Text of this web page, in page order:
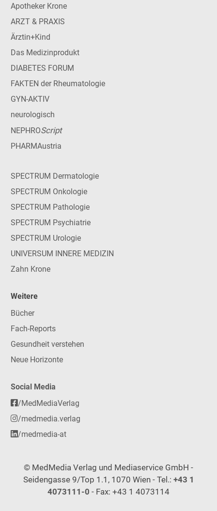
Apotheker Krone
ARZT & PRAXIS
Ärztin+Kind
Das Medizinprodukt
DIABETES FORUM
FAKTEN der Rheumatologie
GYN-AKTIV
neurologisch
NEPHROScript
PHARMAustria
SPECTRUM Dermatologie
SPECTRUM Onkologie
SPECTRUM Pathologie
SPECTRUM Psychiatrie
SPECTRUM Urologie
UNIVERSUM INNERE MEDIZIN
Zahn Krone
Weitere
Bücher
Fach-Reports
Gesundheit verstehen
Neue Horizonte
Social Media
/MedMediaVerlag
/medmedia.verlag
/medmedia-at
© MedMedia Verlag und Mediaservice GmbH -
Seidengasse 9/Top 1.1, 1070 Wien - Tel.: +43 1
4073111-0 - Fax: +43 1 4073114